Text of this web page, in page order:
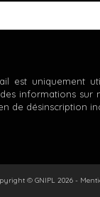
est uniquement
informations sur
de désinscription
© GNIPL 2026 -